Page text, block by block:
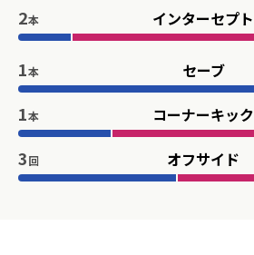
インターセプト
2本
セーブ
1本
コーナーキック
1本
オフサイド
3回